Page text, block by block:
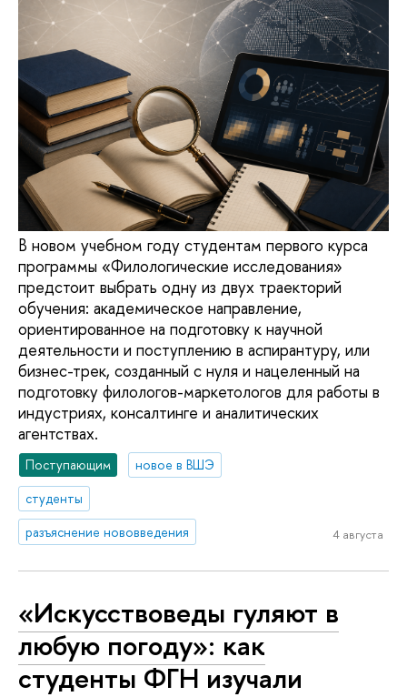
В новом учебном году студентам первого курса
программы «Филологические исследования»
предстоит выбрать одну из двух траекторий
обучения: академическое направление,
ориентированное на подготовку к научной
деятельности и поступлению в аспирантуру, или
бизнес-трек, созданный с нуля и нацеленный на
подготовку филологов-маркетологов для работы в
индустриях, консалтинге и аналитических
агентствах.
Поступающим
новое в ВШЭ
студенты
разъяснение нововведения
4 августа
«Искусствоведы гуляют в
любую погоду»: как
студенты ФГН изучали